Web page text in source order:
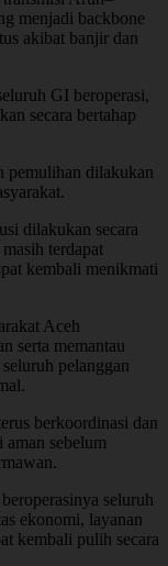
menjadi backbone
akibat banjir dan
GI beroperasi,
secara bertahap
pemulihan dilakukan
dilakukan secara
terdapat
kembali menikmati
Aceh
serta memantau
pelanggan
berkoordinasi dan
aman sebelum
seluruh
ekonomi, layanan
kembali pulih secara